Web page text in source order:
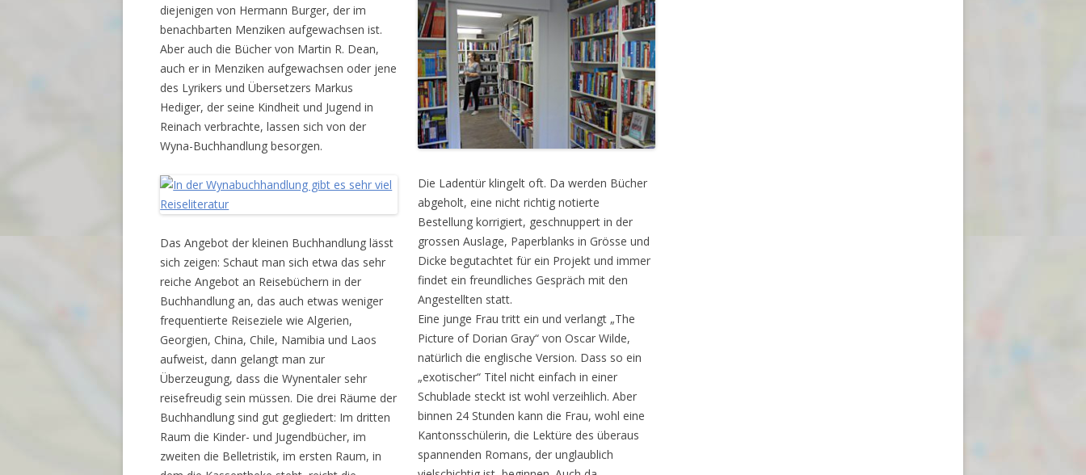
diejenigen von Hermann Burger, der im
benachbarten Menziken aufgewachsen ist.
Aber auch die Bücher von Martin R. Dean,
auch er in Menziken aufgewachsen oder jene
des Lyrikers und Übersetzers Markus
Hediger, der seine Kindheit und Jugend in
Reinach verbrachte, lassen sich von der
Wyna-Buchhandlung besorgen.
Das Angebot der kleinen Buchhandlung lässt
sich zeigen: Schaut man sich etwa das sehr
reiche Angebot an Reisebüchern in der
Buchhandlung an, das auch etwas weniger
frequentierte Reiseziele wie Algerien,
Georgien, China, Chile, Namibia und Laos
aufweist, dann gelangt man zur
Überzeugung, dass die Wynentaler sehr
reisefreudig sein müssen. Die drei Räume der
Buchhandlung sind gut gegliedert: Im dritten
Raum die Kinder- und Jugendbücher, im
zweiten die Belletristik, im ersten Raum, in
Die Ladentür klingelt oft. Da werden Bücher
abgeholt, eine nicht richtig notierte
Bestellung korrigiert, geschnuppert in der
grossen Auslage, Paperblanks in Grösse und
Dicke begutachtet für ein Projekt und immer
findet ein freundliches Gespräch mit den
Angestellten statt.
Eine junge Frau tritt ein und verlangt „The
Picture of Dorian Gray“ von Oscar Wilde,
natürlich die englische Version. Dass so ein
„exotischer“ Titel nicht einfach in einer
Schublade steckt ist wohl verzeihlich. Aber
binnen 24 Stunden kann die Frau, wohl eine
Kantonsschülerin, die Lektüre des überaus
spannenden Romans, der unglaublich